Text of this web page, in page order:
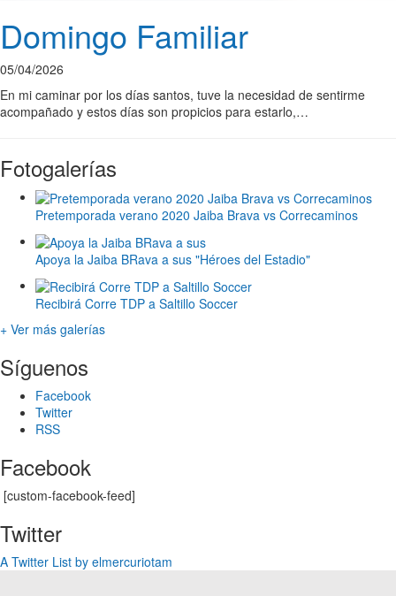
Domingo Familiar
05/04/2026
En mi caminar por los días santos, tuve la necesidad de sentirme
acompañado y estos días son propicios para estarlo,…
Fotogalerías
Pretemporada verano 2020 Jaiba Brava vs Correcaminos
Apoya la Jaiba BRava a sus "Héroes del Estadio"
Recibirá Corre TDP a Saltillo Soccer
+ Ver más galerías
Síguenos
Facebook
Twitter
RSS
Facebook
[custom-facebook-feed]
Twitter
A Twitter List by elmercuriotam